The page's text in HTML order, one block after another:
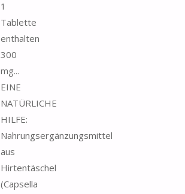
1
Tablette
enthalten
300
mg...
EINE
NATÜRLICHE
HILFE:
Nahrungsergänzungsmittel
aus
Hirtentäschel
(Capsella